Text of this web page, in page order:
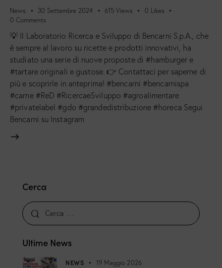
News 30 Settembre 2024 615 Views 0 Likes
0 Comments
💡 Il Laboratorio Ricerca e Sviluppo di Bencarni S.p.A., che
è sempre al lavoro su ricette e prodotti innovativi, ha
studiato una serie di nuove proposte di #hamburger e
#tartare originali e gustose. 👉 Contattaci per saperne di
più e scoprirle in anteprima! #bencarni #bencarnispa
#carne #ReD #RicercaeSviluppo #agroalimentare
#privatelabel #gdo #grandedistribuzione #horeca Segui
Bencarni su Instagram
Cerca
Ultime News
NEWS 19 Maggio 2026